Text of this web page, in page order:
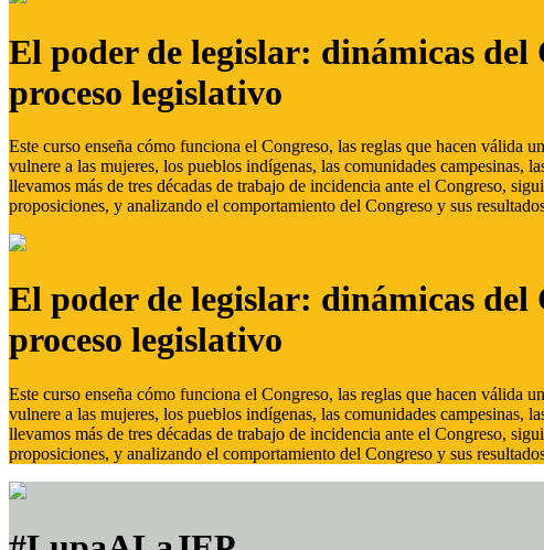
El poder de legislar: dinámicas del
proceso legislativo
Este curso enseña cómo funciona el Congreso, las reglas que hacen válida
vulnere a las mujeres, los pueblos indígenas, las comunidades campesinas,
llevamos más de tres décadas de trabajo de incidencia ante el Congreso,
proposiciones, y analizando el comportamiento del Congreso y sus
El poder de legislar: dinámicas del
proceso legislativo
Este curso enseña cómo funciona el Congreso, las reglas que hacen válida
vulnere a las mujeres, los pueblos indígenas, las comunidades campesinas,
llevamos más de tres décadas de trabajo de incidencia ante el Congreso,
proposiciones, y analizando el comportamiento del Congreso y sus